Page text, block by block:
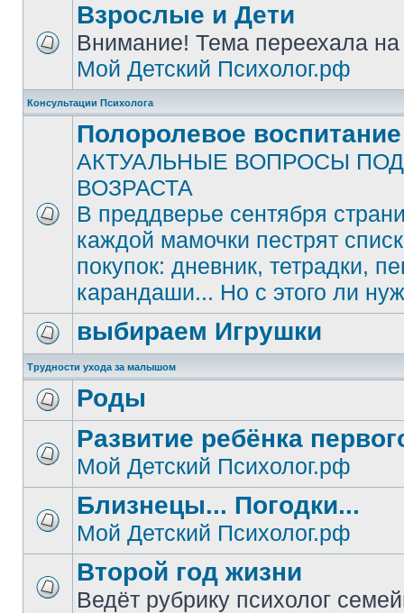
Взрослые и Дети
Внимание! Тема переехала на
Мой Детский Психолог.рф
Консультации Психолога
Полоролевое воспитание
АКТУАЛЬНЫЕ ВОПРОСЫ
ВОЗРАСТА
В преддверье сентября
каждой мамочки пестрят
покупок: дневник, тетрадки,
карандаши... Но с этого ли
выбираем Игрушки
Трудности ухода за малышом
Роды
Развитие ребёнка
Мой Детский Психолог.рф
Близнецы... Погодки...
Мой Детский Психолог.рф
Второй год жизни
Ведёт рубрику психолог